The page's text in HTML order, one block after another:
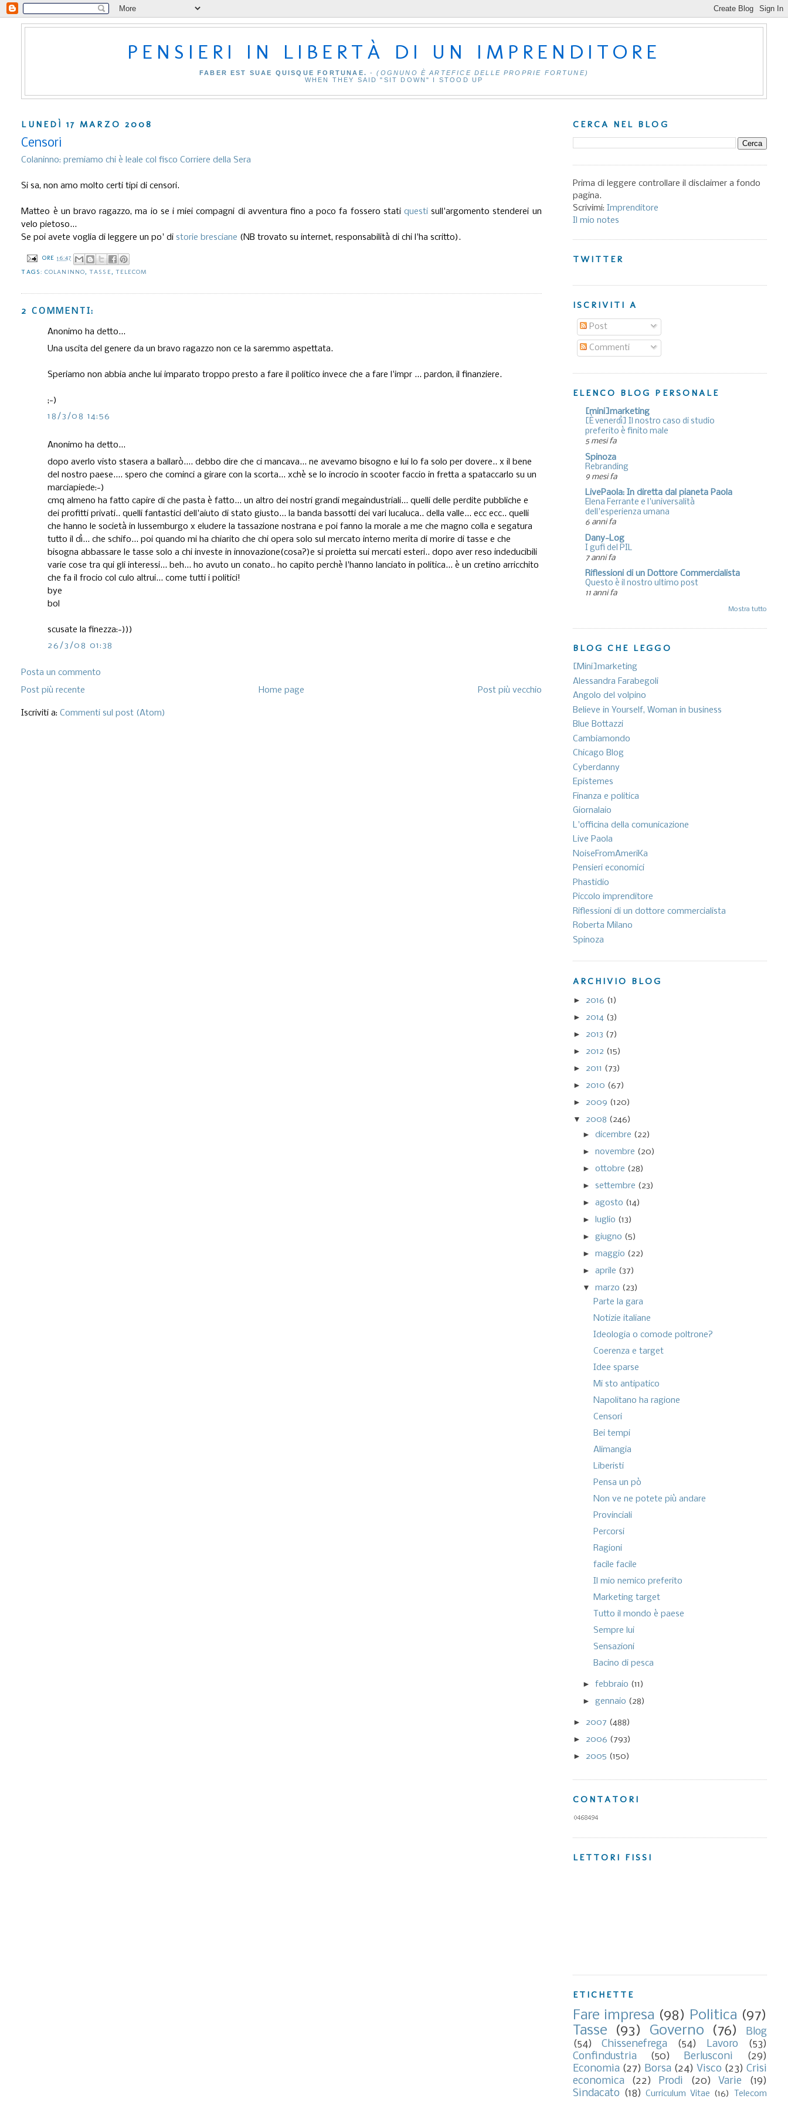
PENSIERI IN LIBERTÀ DI UN IMPRENDITORE
FABER EST SUAE QUISQUE FORTUNAE. -(OGNUNO È ARTEFICE DELLE PROPRIE FORTUNE)
WHEN THEY SAID "SIT DOWN" I STOOD UP
LUNEDÌ 17 MARZO 2008
Censori
Colaninno: premiamo chi è leale col fisco Corriere della Sera
Si sa, non amo molto certi tipi di censori.
Matteo è un bravo ragazzo, ma io se i miei compagni di avventura fino a poco fa fossero stati questi sull'argomento stenderei un
velo pietoso...
Se poi avete voglia di leggere un po' di storie bresciane (NB trovato su internet, responsabilità di chi l'ha scritto).
ORE16:47
TAGS:COLANINNO ,TASSE TELECOM
2 COMMENTI:
Anonimo ha detto...
Una uscita del genere da un bravo ragazzo non ce la saremmo aspettata.
Speriamo non abbia anche lui imparato troppo presto a fare il politico invece che a fare l'impr ... pardon, il finanziere.
;-)
18/3/08 14:56
Anonimo ha detto...
dopo averlo visto stasera a ballarò.... debbo dire che ci mancava... ne avevamo bisogno e lui lo fa solo per dovere.. x il bene
del nostro paese.... spero che cominci a girare con la scorta... xchè se lo incrocio in scooter faccio in fretta a spataccarlo su un
marciapiede:-)
cmq almeno ha fatto capire di che pasta è fatto... un altro dei nostri grandi megaindustriali... quelli delle perdite pubbliche e
dei profitti privati.. quelli fantastici dell'aiuto di stato giusto... la banda bassotti dei vari lucaluca.. della valle... ecc ecc.. quelli
che hanno le società in lussemburgo x eludere la tassazione nostrana e poi fanno la morale a me che magno colla e segatura
tutto il dì... che schifo... poi quando mi ha chiarito che chi opera solo sul mercato interno merita di morire di tasse e che
bisogna abbassare le tasse solo a chi investe in innovazione(cosa?)e si proietta sui mercati esteri.. dopo aver reso indeducibili
varie cose tra qui gli interessi... beh... ho avuto un conato.. ho capito perchè l'hanno lanciato in politica... è un cretino arricchito
che fa il frocio col culo altrui... come tutti i politici!
bye
bol
scusate la finezza:-)))
26/3/08 01:38
Posta un commento
Post più recente
Post più vecchio
Home page
Iscriviti a:Commenti sul post (Atom)
CERCA NEL BLOG
Prima di leggere controllare il disclaimer a fondo
pagina.
Scrivimi: Imprenditore
Il mio notes
TWITTER
ISCRIVITI A
Post
Commenti
ELENCO BLOG PERSONALE
[mini]marketing
[È venerdì] Il nostro caso di studio
preferito è finito male
5 mesi fa
Spinoza
Rebranding
9 mesi fa
LivePaola: In diretta dal pianeta Paola
Elena Ferrante e l'universalità
dell'esperienza umana
6 anni fa
Dany-Log
I gufi del PIL
7 anni fa
Riflessioni di un Dottore Commercialista
Questo è il nostro ultimo post
11 anni fa
Mostra tutto
BLOG CHE LEGGO
[Mini]marketing
Alessandra Farabegoli
Angolo del volpino
Believe in Yourself, Woman in business
Blue Bottazzi
Cambiamondo
Chicago Blog
Cyberdanny
Epistemes
Finanza e politica
Giornalaio
L'officina della comunicazione
Live Paola
NoiseFromAmeriKa
Pensieri economici
Phastidio
Piccolo imprenditore
Riflessioni di un dottore commercialista
Roberta Milano
Spinoza
ARCHIVIO BLOG
► 2016 (1)
► 2014 (3)
► 2013 (7)
► 2012 (15)
► 2011 (73)
► 2010 (67)
► 2009 (120)
▼ 2008 (246)
►dicembre (22)
►novembre (20)
►ottobre (28)
► settembre (23)
►agosto (14)
►luglio (13)
►giugno (5)
►maggio (22)
►aprile (37)
▼marzo (23)
Parte la gara
Notizie italiane
Ideologia o comode poltrone?
Coerenza e target
Idee sparse
Mi sto antipatico
Napolitano ha ragione
Censori
Bei tempi
Alimangia
Liberisti
Pensa un pò
Non ve ne potete più andare
Provinciali
Percorsi
Ragioni
facile facile
Il mio nemico preferito
Marketing target
Tutto il mondo è paese
Sempre lui
Sensazioni
Bacino di pesca
►febbraio (11)
►gennaio (28)
► 2007 (488)
► 2006 (793)
► 2005 (150)
CONTATORI
LETTORI FISSI
ETICHETTE
Fare impresa (98) Politica (97)
Tasse
(93) Governo (76)
Blog
(54)
Chissenefrega (54) Lavoro
(53)
Confindustria
(50) Berlusconi
(29)
Economia (27) Borsa (24) Visco (23) Crisi
economica
(22) Prodi (20) Varie
(19)
Sindacato (18) Curriculum Vitae (16)
Telecom